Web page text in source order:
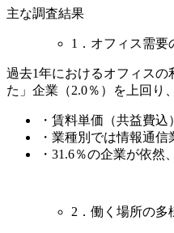
主な調査結果
1．オフィス需要
過去1年におけるオフィスの
た」企業（2.0％）を上回り
・賃料単価（共益費
・業種別では情報通
・31.6％の企業が依然
2．働く場所の多